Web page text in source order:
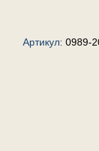
Артикул: 0989-